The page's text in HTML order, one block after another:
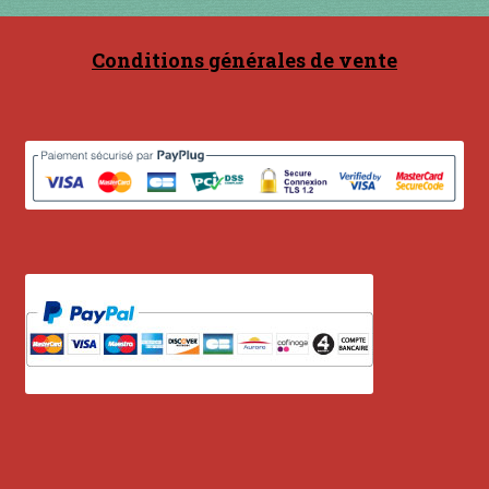
accordée
CERFS VOLANTS
Comment jouer de la guimbarde….
Conditions générales de vente